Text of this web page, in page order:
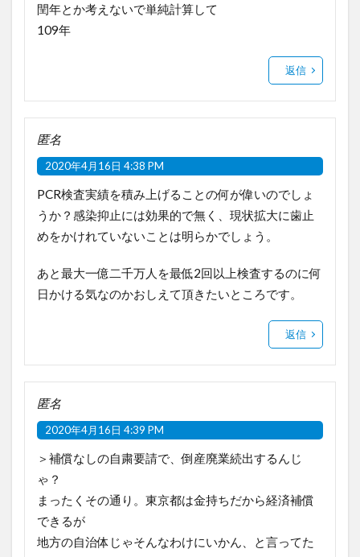
閏年とか考えないで単純計算して
109年
返信
匿名
2020年4月16日 4:38 PM
PCR検査実績を積み上げることの何が偉いのでしょ
うか？感染抑止には効果的で無く、現状拡大に歯止
めをかけれていないことは明らかでしょう。
あと最大一億二千万人を最低2回以上検査するのに何
日かける気なのかおしえて頂きたいところです。
返信
匿名
2020年4月16日 4:39 PM
＞補償なしの自粛要請で、倒産廃業続出するんじ
ゃ？
まったくその通り。東京都は金持ちだから経済補償
できるが
地方の自治体じゃそんなわけにいかん、と言ってた